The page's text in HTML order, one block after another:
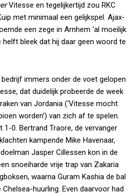
Vitesse en tegelijkertijd zou RKC
met minimaal een gelijkspel. Ajax-
een zege in Arnhem ‘al moeilijk
helft bleek dat hij daar geen woord te
immers onder de voet gelopen
dat duidelijk probeerde de week
van Jordania (‘Vitesse mocht
worden’) van zich af te spelen.
1-0. Bertrand Traore, de vervanger
kampende Mike Havenaar,
Jasper Cillessen kon in de
snoeiharde vrije trap van Zakaria
waarna Guram Kashia de bal
huurling. Even daarvoor had